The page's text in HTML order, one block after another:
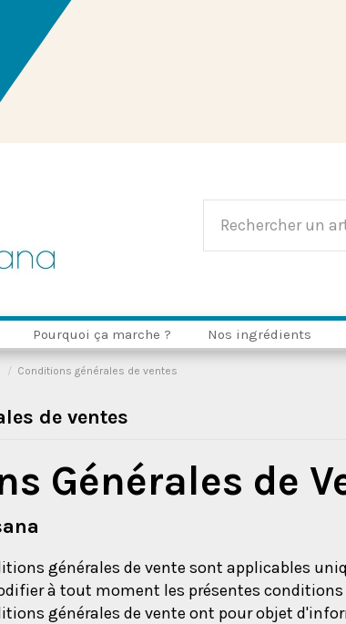
Pourquoi ça marche ? Nos ingrédients
Conditions générales de ventes
de ventes
Générales de
générales de vente sont applicables
à tout moment les présentes conditions
générales de vente ont pour objet